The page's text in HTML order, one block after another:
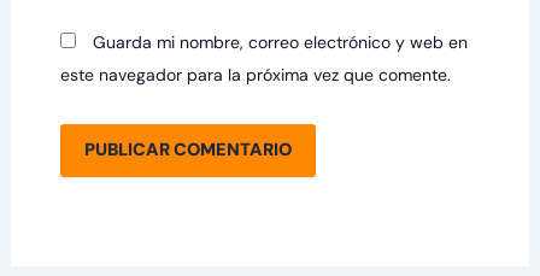
Guarda mi nombre, correo electrónico y web en
este navegador para la próxima vez que comente.